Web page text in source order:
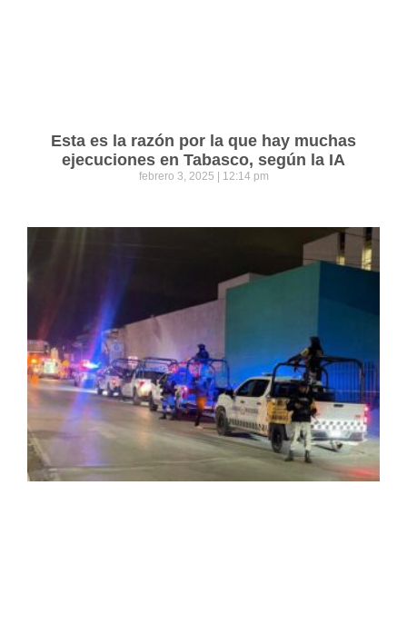
Esta es la razón por la que hay muchas
ejecuciones en Tabasco, según la IA
febrero 3, 2025 12:14 pm